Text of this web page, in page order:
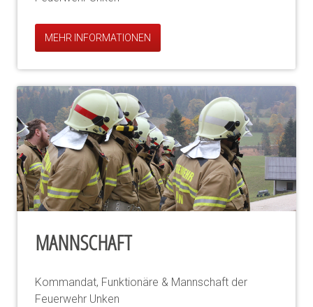
MEHR INFORMATIONEN
MANNSCHAFT
Kommandat, Funktionäre & Mannschaft der
Feuerwehr Unken